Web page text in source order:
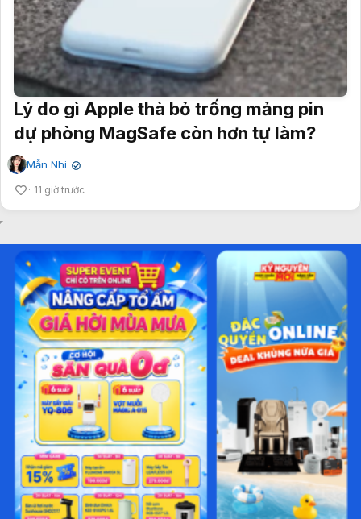
Lý do gì Apple thà bỏ trống mảng pin
dự phòng MagSafe còn hơn tự làm?
Mẫn Nhi ✔
11 giờ trước